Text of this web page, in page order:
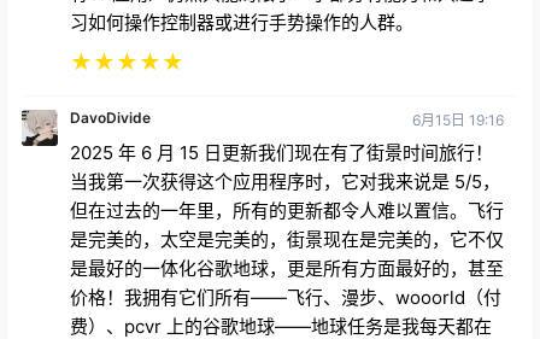
习如何操作控制器或进行手势操作的人群。
★★★★★
DavoDivide 6月15日 19:16
2025 年 6 月 15 日更新我们现在有了街景时间旅行！
当我第一次获得这个应用程序时，它对我来说是 5/5，
但在过去的一年里，所有的更新都令人难以置信。飞行
是完美的，太空是完美的，街景现在是完美的，它不仅
是最好的一体化谷歌地球，更是所有方面最好的，甚至
价格！我拥有它们所有——飞行、漫步、wooorld（付
费）、pcvr 上的谷歌地球——地球任务是我每天都在